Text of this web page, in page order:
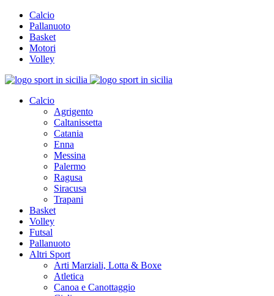
Calcio
Pallanuoto
Basket
Motori
Volley
Calcio
Agrigento
Caltanissetta
Catania
Enna
Messina
Palermo
Ragusa
Siracusa
Trapani
Basket
Volley
Futsal
Pallanuoto
Altri Sport
Arti Marziali, Lotta & Boxe
Atletica
Canoa e Canottaggio